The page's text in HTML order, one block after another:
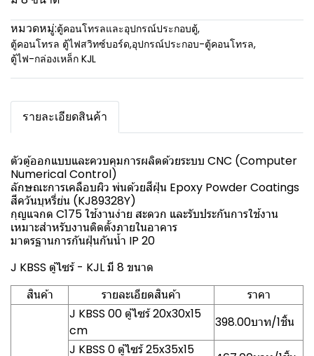
หมวดหมู่:ตู้คอนโทรลและอุปกรณ์ประกอบตู้,
ตู้คอนโทรล ตู้ไฟสวิทซ์บอร์ด,อุปกรณ์ประกอบ-ตู้คอนโทรล,
ตู้ไฟ-กล่องเหล็ก KJL
รายละเอียดสินค้า
ตัวตู้ออกแบบและควบคุมการผลิตด้วยระบบ CNC (Computer
Numerical Control)
ลักษณะการเคลือบผิว พ่นด้วยสีฝุ่น Epoxy Powder Coatings
สีควันบุหรี่ย่น (KJ89328Y)
กุญแจกด C175 ใช้งานง่าย สะดวก และรับประกันการใช้งาน
เหมาะสำหรับงานติดตั้งภายในอาคาร
มาตรฐานการกันฝุ่นกันน้ำ IP 20
J KBSS ตู้ไซร้ - KJL มี 8 ขนาด
สินค้า
รายละเอียดสินค้า
ราคา
J KBSS 00 ตู้ไซร้ 20x30x15
cm
398.00บาท/1ชิ้น
J KBSS 0 ตู้ไซร้ 25x35x15